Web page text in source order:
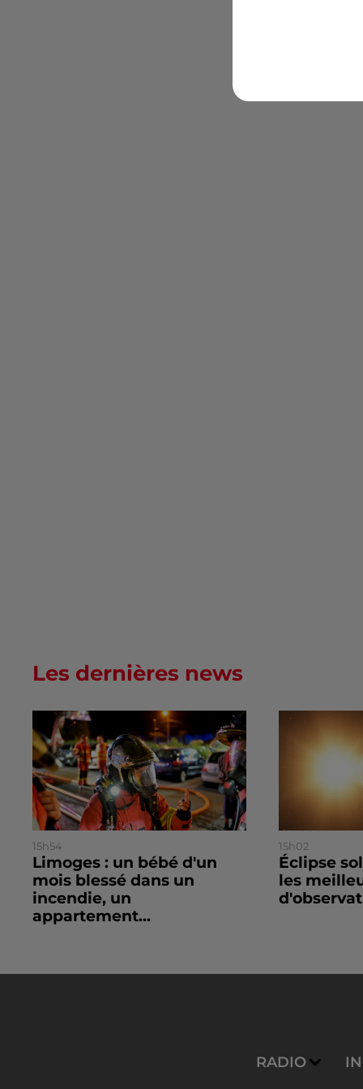
Les dernières news
15h54
Limoges : un bébé d'un
mois blessé dans un
incendie, un
appartement...
15h02
Éclipse
les
RADIO